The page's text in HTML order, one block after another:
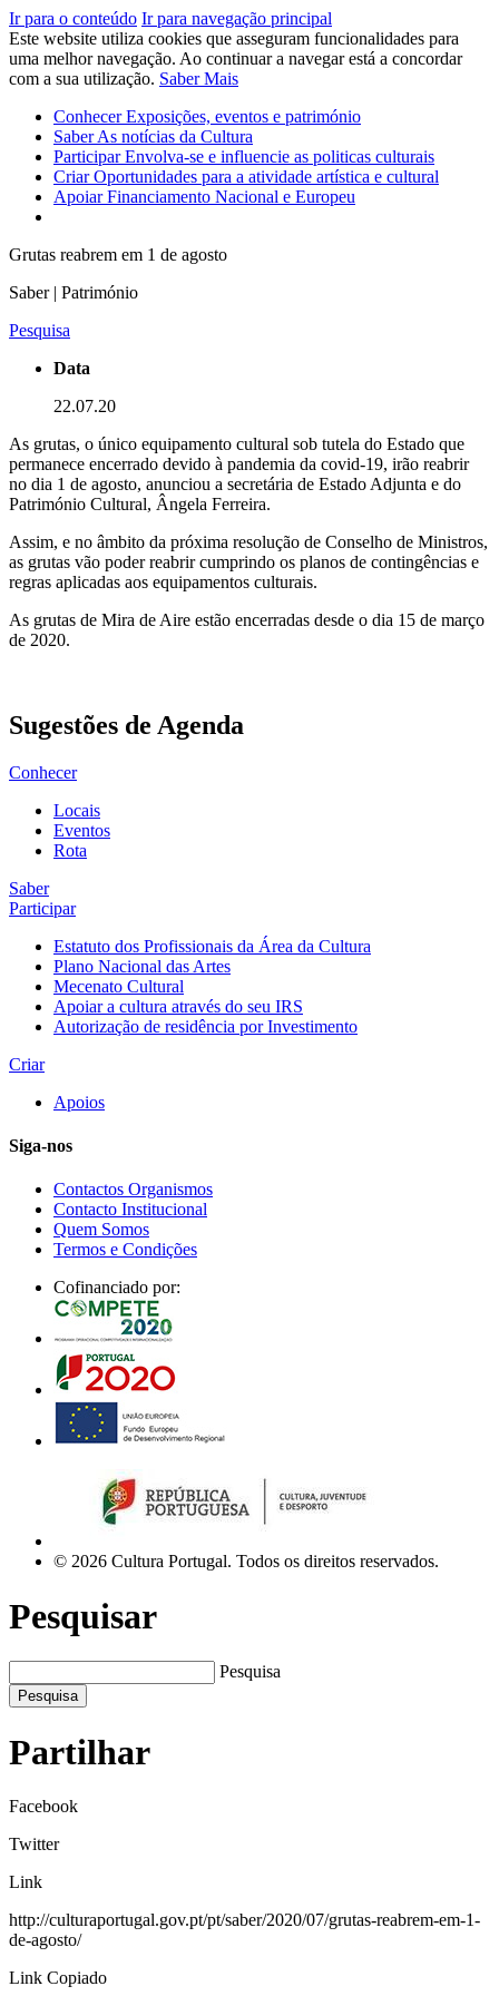
Ir para o conteúdo Ir para navegação principal
Este website utiliza cookies que asseguram funcionalidades para
uma melhor navegação. Ao continuar a navegar está a concordar
com a sua utilização. Saber Mais
ConhecerExposições, eventos e património
SaberAs notícias da Cultura
ParticiparEnvolva-se e influencie as politicas culturais
CriarOportunidades para a atividade artística e cultural
ApoiarFinanciamento Nacional e Europeu
Grutas reabrem em 1 de agosto
Saber | Património
Pesquisa
Data
22.07.20
As grutas, o único equipamento cultural sob tutela do Estado que
permanece encerrado devido à pandemia da covid-19, irão reabrir
no dia 1 de agosto, anunciou a secretária de Estado Adjunta e do
Património Cultural, Ângela Ferreira.
Assim, e no âmbito da próxima resolução de Conselho de Ministros,
as grutas vão poder reabrir cumprindo os planos de contingências e
regras aplicadas aos equipamentos culturais.
As grutas de Mira de Aire estão encerradas desde o dia 15 de março
de 2020.
Sugestões de Agenda
Conhecer
Locais
Eventos
Rota
Saber
Participar
Estatuto dos Profissionais da Área da Cultura
Plano Nacional das Artes
Mecenato Cultural
Apoiar a cultura através do seu IRS
Autorização de residência por Investimento
Criar
Apoios
Siga-nos
Contactos Organismos
Contacto Institucional
Quem Somos
Termos e Condições
Cofinanciado por:
© 2026 Cultura Portugal. Todos os direitos reservados.
Pesquisar
Pesquisa
Pesquisa
Partilhar
Facebook
Twitter
Link
http://culturaportugal.gov.pt/pt/saber/2020/07/grutas-reabrem-em-1-
de-agosto/
Link Copiado